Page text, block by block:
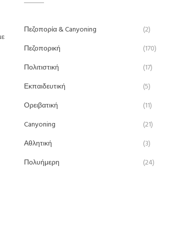
Πεζοπορία & Canyoning
(2)
Πεζοπορική
(170)
Πολιτιστική
(17)
Εκπαιδευτική
(5)
Ορειβατική
(11)
Canyoning
(21)
Αθλητική
(3)
Πολυήμερη
(24)